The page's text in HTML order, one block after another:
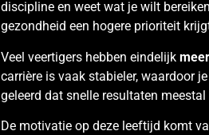
discipline en weet wat je wilt
gezondheid een hogere prioriteit
Veel veertigers hebben eindelijk
carrière is vaak stabieler, waardoor
geleerd dat snelle resultaten
De motivatie op deze leeftijd komt